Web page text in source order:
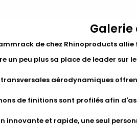
de chez Rhinoproducts
un peu plus sa place de leader
transversales aérodynamiques
de finitions sont profilés afin
innovante et rapide, une seul